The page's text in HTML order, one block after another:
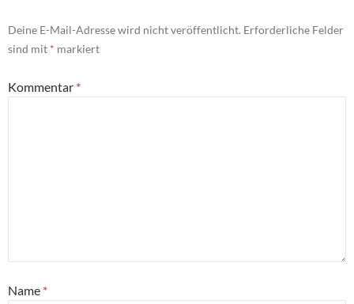
Deine E-Mail-Adresse wird nicht veröffentlicht. Erforderliche Felder
sind mit * markiert
Kommentar *
Name *